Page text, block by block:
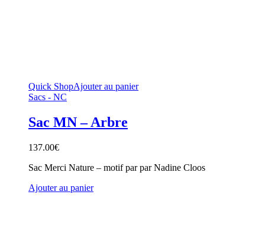
Quick ShopAjouter au panier
Sacs - NC
Sac MN – Arbre
137.00€
Sac Merci Nature – motif par par Nadine Cloos
Ajouter au panier